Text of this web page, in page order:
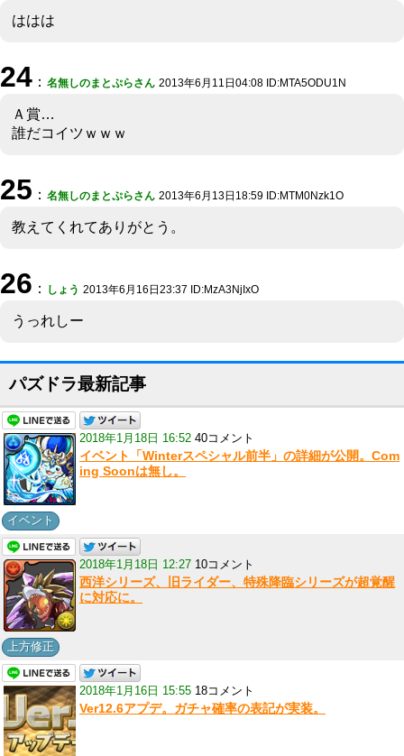
ははは
24 ： 名無しのまとぷらさん 2013年6月11日04:08 ID:MTA5ODU1N
Ａ賞…
誰だコイツｗｗｗ
25 ： 名無しのまとぷらさん 2013年6月13日18:59 ID:MTM0Nzk1O
教えてくれてありがとう。
26 ： しょう 2013年6月16日23:37 ID:MzA3NjIxO
うっれしー
パズドラ最新記事
2018年1月18日 16:52 40コメント
イベント「Winterスペシャル前半」の詳細が公開。Com
ing Soonは無し。
イベント
2018年1月18日 12:27 10コメント
西洋シリーズ、旧ライダー、特殊降臨シリーズが超覚醒
に対応に。
上方修正
2018年1月16日 15:55 18コメント
Ver12.6アプデ。ガチャ確率の表記が実装。